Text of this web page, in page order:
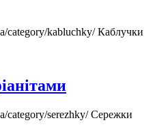
category/kabluchky/Каблучки
category/serezhky/Сережки